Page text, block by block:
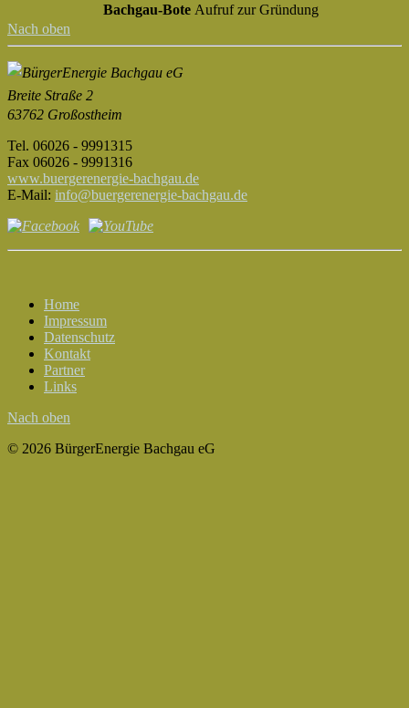
Bachgau-Bote Aufruf zur Gründung
Nach oben
Breite Straße 2
63762 Großostheim
Tel. 06026 - 9991315
Fax 06026 - 9991316
www.buergerenergie-bachgau.de
E-Mail: info@buergerenergie-bachgau.de
Home
Impressum
Datenschutz
Kontakt
Partner
Links
Nach oben
© 2026 BürgerEnergie Bachgau eG